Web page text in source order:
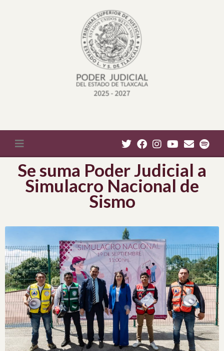
Se suma Poder Judicial a
Simulacro Nacional de
Sismo